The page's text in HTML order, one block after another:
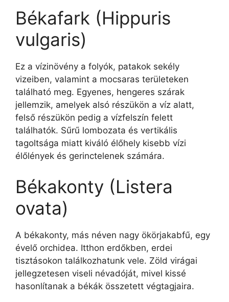
Békafark (Hippuris
vulgaris)
Ez a vízinövény a folyók, patakok sekély
vizeiben, valamint a mocsaras területeken
található meg. Egyenes, hengeres szárak
jellemzik, amelyek alsó részükön a víz alatt,
felső részükön pedig a vízfelszín felett
találhatók. Sűrű lombozata és vertikális
tagoltsága miatt kiváló élőhely kisebb vízi
élőlények és gerinctelenek számára.
Békakonty (Listera
ovata)
A békakonty, más néven nagy ökörjakabfű, egy
évelő orchidea. Itthon erdőkben, erdei
tisztásokon találkozhatunk vele. Zöld virágai
jellegzetesen viseli névadóját, mivel kissé
hasonlítanak a békák összetett végtagjaira.